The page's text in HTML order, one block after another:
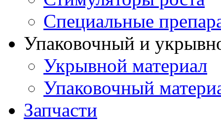
Специальные
Упаковочный и
Укрывной материал
Упаковочный
Запчасти